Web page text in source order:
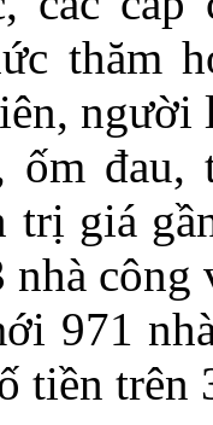
thăm
người
ốm đau,
trị giá
công
971
tiền trên